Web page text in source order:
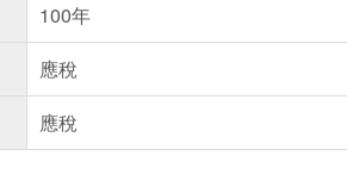
100年
應稅
應稅